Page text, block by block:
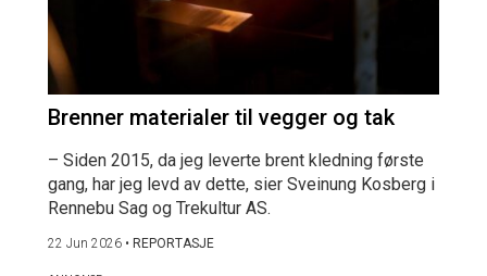
Brenner materialer til vegger og tak
– Siden 2015, da jeg leverte brent kledning første
gang, har jeg levd av dette, sier Sveinung Kosberg i
Rennebu Sag og Trekultur AS.
22 Jun 2026 • REPORTASJE